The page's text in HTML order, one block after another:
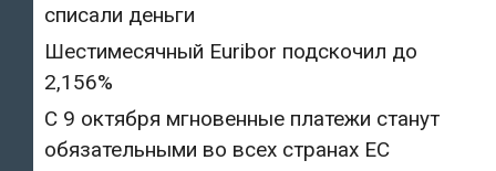
списали деньги
Шестимесячный Euribor подскочил до
2,156%
С 9 октября мгновенные платежи станут
обязательными во всех странах ЕС